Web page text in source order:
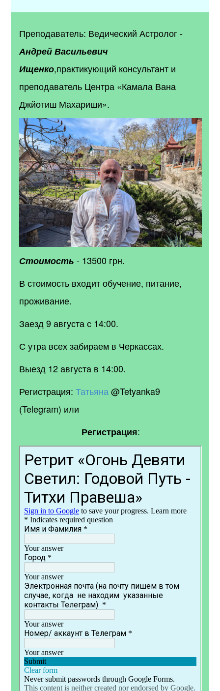
Преподаватель: Ведический Астролог -
Андрей Васильевич
Ищенко,практикующий консультант и
преподаватель Центра «Камала Вана
Джйотиш Махариши».
Стоимость - 13500 грн.
В стоимость входит обучение, питание,
проживание.
Заезд 9 августа с 14:00.
С утра всех забираем в Черкассах.
Выезд 12 августа в 14:00.
Регистрация:Татьяна@Tetyanka9
(Telegram) или
Регистрация: